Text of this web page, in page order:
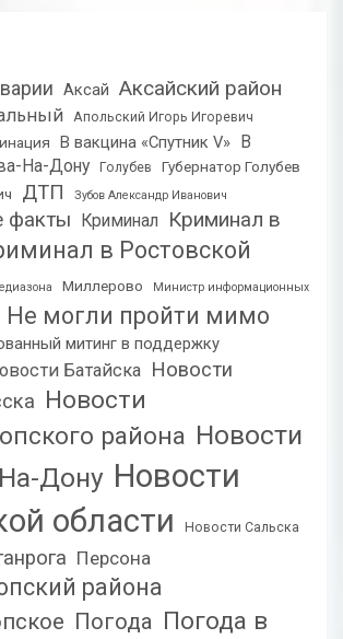
Аксай Аксайский район
Апольский Игорь Игоревич
В вакцина «Спутник V»
В
На-Дону
Голубев
Губернатор Голубев
ДТП Зубов Александр Иванович
факты Криминал
Криминал в
в Ростовской
Миллерово Министр информационных
Не могли пройти мимо
митинг в поддержку
Батайска Новости
Новости
района Новости
Дону Новости
области
Новости Сальска
Персона
района
Погода Погода в